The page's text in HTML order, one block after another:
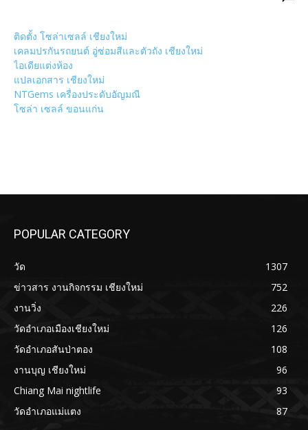
ติดตั้ง โซล่าเซลล์ เชียงใหม่
เคลมปรกันรถยนต์ อู่ซ่อมสีและตัวถัง เชียงใหม่
ไอเดียแต่งห้อง
แปลเอกสาร เชียงใหม่
NTGems เครื่องประดับอัญมณี
โซล่า เซลล์ ขอนแก่น
POPULAR CATEGORY
วัด
1307
ข่าวสาร งานกิจกรรม เชียงใหม่
752
งานวิ่ง
226
วัดอำเภอเมืองเชียงใหม่
126
วัดอำเภอสันป่าตอง
108
งานบุญ เชียงใหม่
96
Chiang Mai nightlife
93
วัดอำเภอแม่แตง
87